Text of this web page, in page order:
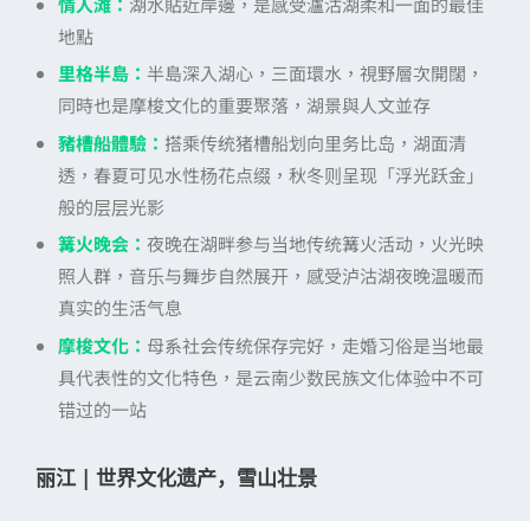
地點
里格半島： 半島深入湖心，三面環水，視野層次開闊，
同時也是摩梭文化的重要聚落，湖景與人文並存
豬槽船體驗： 搭乘传统猪槽船划向里务比岛，湖面清
透，春夏可见水性杨花点缀，秋冬则呈现「浮光跃金」
般的层层光影
篝火晚会： 夜晚在湖畔参与当地传统篝火活动，火光映
照人群，音乐与舞步自然展开，感受泸沽湖夜晚温暖而
真实的生活气息
摩梭文化： 母系社会传统保存完好，走婚习俗是当地最
具代表性的文化特色，是云南少数民族文化体验中不可
错过的一站
丽江 | 世界文化遗产，雪山壮景